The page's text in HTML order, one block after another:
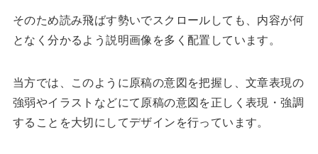
そのため読み飛ばす勢いでスクロールしても、内容が何
となく分かるよう説明画像を多く配置しています。
当方では、このように原稿の意図を把握し、文章表現の
強弱やイラストなどにて原稿の意図を正しく表現・強調
することを大切にしてデザインを行っています。